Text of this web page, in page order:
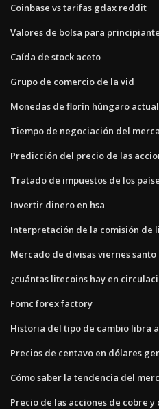
Coinbase vs tarifas gdax reddit
Valores de bolsa para
Caída de stock aceto
Grupo de comercio de la vid
Monedas de florín húngaro
Tiempo de negociación del
Predicción del precio de las
Tratado de impuestos de los
Invertir dinero en hsa
Interpretación de la comisión de
Mercado de divisas viernes santo
¿cuántas litecoins hay en
Fomc forex factory
Historia del tipo de cambio libra
Precios de centavo en dólares
Cómo saber la tendencia del
Precio de las acciones de cobre